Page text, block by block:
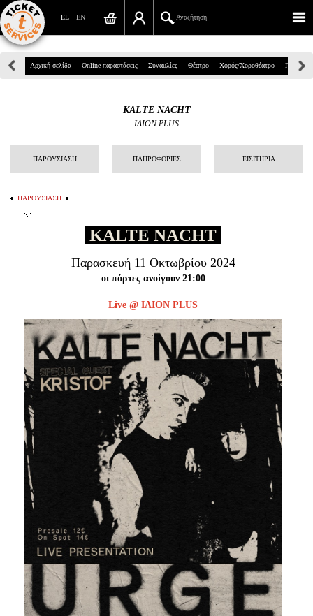
EN
EL Αναζήτηση
Πανεπιστημίου 39, Αθήνα
info@ticketservices.gr
Αναζήτηση
Σύνδεση/Εγγραφή
Αναζήτηση παραγγελίας
Προσωπικά Δεδομένα
Αρχική σελίδα Online παραστάσεις Συναυλίες Θέατρο Χορός/Χοροθέατρο Παιδικά
KALTE NACHT
ΙΛΙΟΝ PLUS
ΠΑΡΟΥΣΙΑΣΗ ΠΛΗΡΟΦΟΡΙΕΣ ΕΙΣΙΤΗΡΙΑ
ΠΑΡΟΥΣΙΑΣΗ
KALTE NACHT
Παρασκευή 11 Οκτωβρίου 2024
οι πόρτες ανοίγουν 21:00
Live @ ΙΛΙΟΝ PLUS